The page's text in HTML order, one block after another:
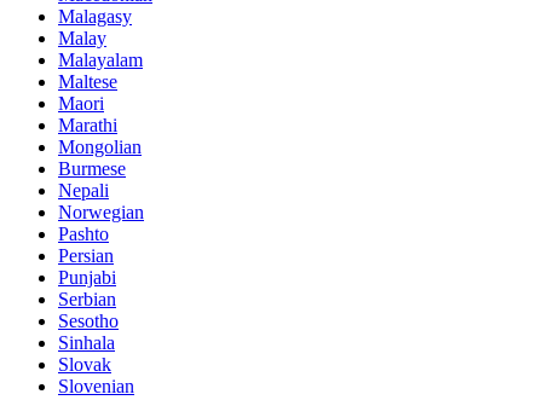
Malagasy
Malay
Malayalam
Maltese
Maori
Marathi
Mongolian
Burmese
Nepali
Norwegian
Pashto
Persian
Punjabi
Serbian
Sesotho
Sinhala
Slovak
Slovenian